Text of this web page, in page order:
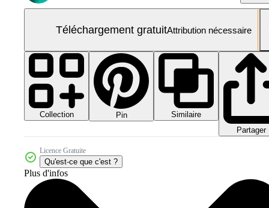
Téléchargement gratuitAttribution nécessaire
Collection Pin
Similaire
Partager
Licence Gratuite
Qu'est-ce que c'est ?
Plus d'infos